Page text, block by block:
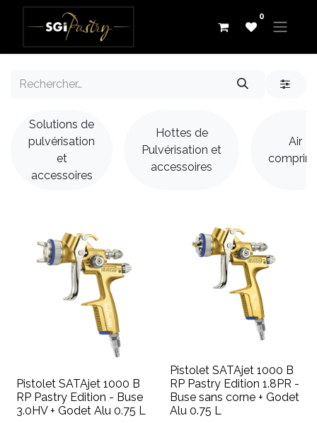
0
Solutions de
pulvérisation
et
accessoires
Hottes de
Pulvérisation et
accessoires
Air
Pistolet SATAjet 1000 B
RP Pastry Edition - Buse
3.0HV + Godet Alu 0.75 L
Pistolet SATAjet 1000 B
RP Pastry Edition 1.8PR -
Buse sans corne + Godet
Alu 0.75 L